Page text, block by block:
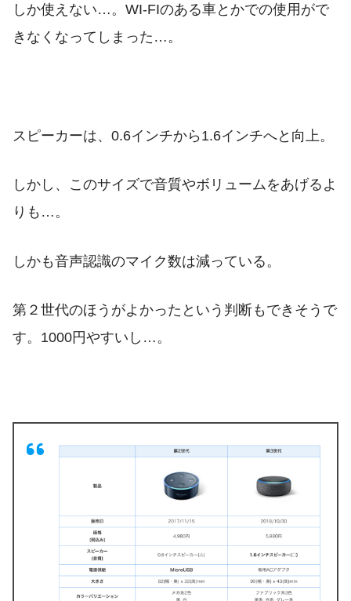
しか使えない…。WI-FIのある車とかでの使用がで
きなくなってしまった…。
スピーカーは、0.6インチから1.6インチへと向上。
しかし、このサイズで音質やボリュームをあげるよ
りも…。
しかも音声認識のマイク数は減っている。
第２世代のほうがよかったという判断もできそうで
す。1000円やすいし…。